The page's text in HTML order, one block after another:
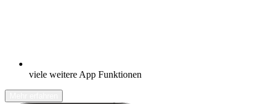
viele weitere App Funktionen